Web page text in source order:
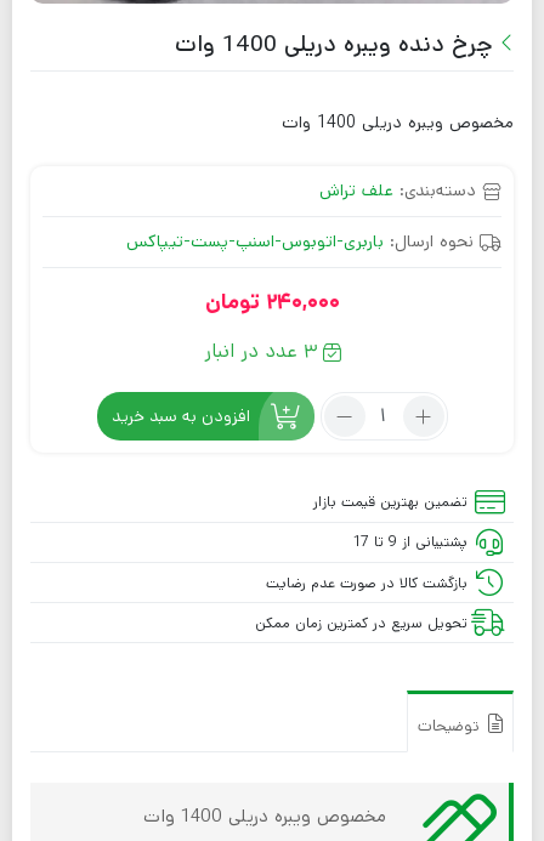
چرخ دنده ویبره دریلی 1400 وات
مخصوص ویبره دریلی 1400 وات
دسته‌بندی: علف تراش
نحوه ارسال: باربری-اتوبوس-اسنپ-پست-تیپاکس
240,000 تومان
3 عدد در انبار
افزودن به سبد خرید
تضمین بهترین قیمت بازار
پشتیبانی از 9 تا 17
بازگشت کالا در صورت عدم رضایت
تحویل سریع در کمترین زمان ممکن
توضیحات
مخصوص ویبره دریلی 1400 وات